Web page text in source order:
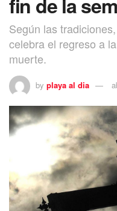
fin de la
Según las
celebra el regreso a
muerte.
by playa al dia